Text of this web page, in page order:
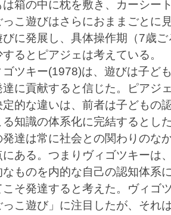
は箱の中に枕を敷き、カーシー
っこ遊びはさらにおままごとに
びに発展し、具体操作期（7歳
るとピアジェは考えている。
ツキー(1978)は、遊びは子ど
達に貢献すると信じた。ピアジ
定的な違いは、前者は子どもの
る知識の体系化に完結するとし
発達は常に社会との関わりのな
にある。つまりヴィゴツキーは
なものを内的な自己の認知体系
こそ発達すると考えた。ヴィゴ
っこ遊び」に注目したが、それ